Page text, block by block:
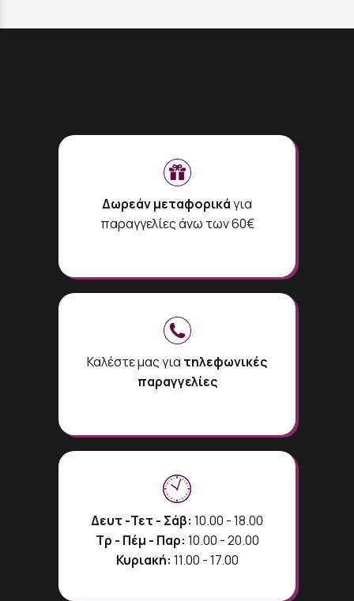
Δωρεάν μεταφορικάγια
παραγγελίες άνω των 60€
Καλέστε μας για τηλεφωνικές
παραγγελίες
Δευτ -Τετ - Σάβ: 10.00 - 18.00
Τρ - Πέμ - Παρ: 10.00 - 20.00
Κυριακή: 11.00 - 17.00